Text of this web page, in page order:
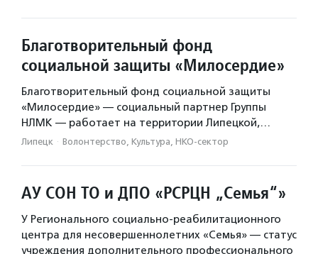
Благотворительный фонд
социальной защиты «Милосердие»
Благотворительный фонд социальной защиты
«Милосердие» — социальный партнер Группы
НЛМК — работает на территории Липецкой,…
Липецк · Волонтерство, Культура, НКО-сектор
АУ СОН ТО и ДПО «РСРЦН „Семья“»
У Регионального социально-реабилитационного
центра для несовершеннолетних «Семья» — статус
учреждения дополнительного профессионального